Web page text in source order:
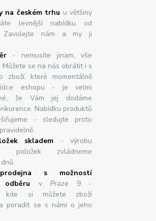
na českém trhu u většiny
levnější nabídku od
Zavolejte nám a my ji
ěr- nemusíte jinam, vše
Můžete se na nás obrátit i s
zboží, které momentálně
eshopu - je velmi
že Vám jej dodáme
Nabídku produktů
- sledujte proto
skladem - výrobu
položek zvládneme
s možností
odběru v Praze 9 -
kde si můžete zboží
poradit se s námi o jeho